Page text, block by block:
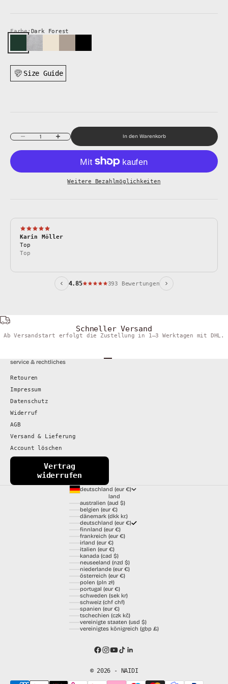
Farbe: Dark Forest
Size Guide
Anzahl verringernAnzahl erhöhen In den Warenkorb
Weitere Bezahlmöglichkeiten
Karin Möller
Top
Top
4.85 393 Bewertungen
Schneller Versand
Ab Versandstart erfolgt die Zustellung in 1–3 Werktagen mit DHL.
service & rechtliches
Retouren
Impressum
Datenschutz
Widerruf
AGB
Versand & Lieferung
Account löschen
Vertrag
widerrufen
deutschland (eur €)
land
australien (aud $)
belgien (eur €)
dänemark (dkk kr.)
deutschland (eur €)
finnland (eur €)
frankreich (eur €)
irland (eur €)
italien (eur €)
kanada (cad $)
neuseeland (nzd $)
niederlande (eur €)
österreich (eur €)
polen (pln zł)
portugal (eur €)
schweden (sek kr)
schweiz (chf chf)
spanien (eur €)
tschechien (czk kč)
vereinigte staaten (usd $)
vereinigtes königreich (gbp £)
© 2026 - NAIDI